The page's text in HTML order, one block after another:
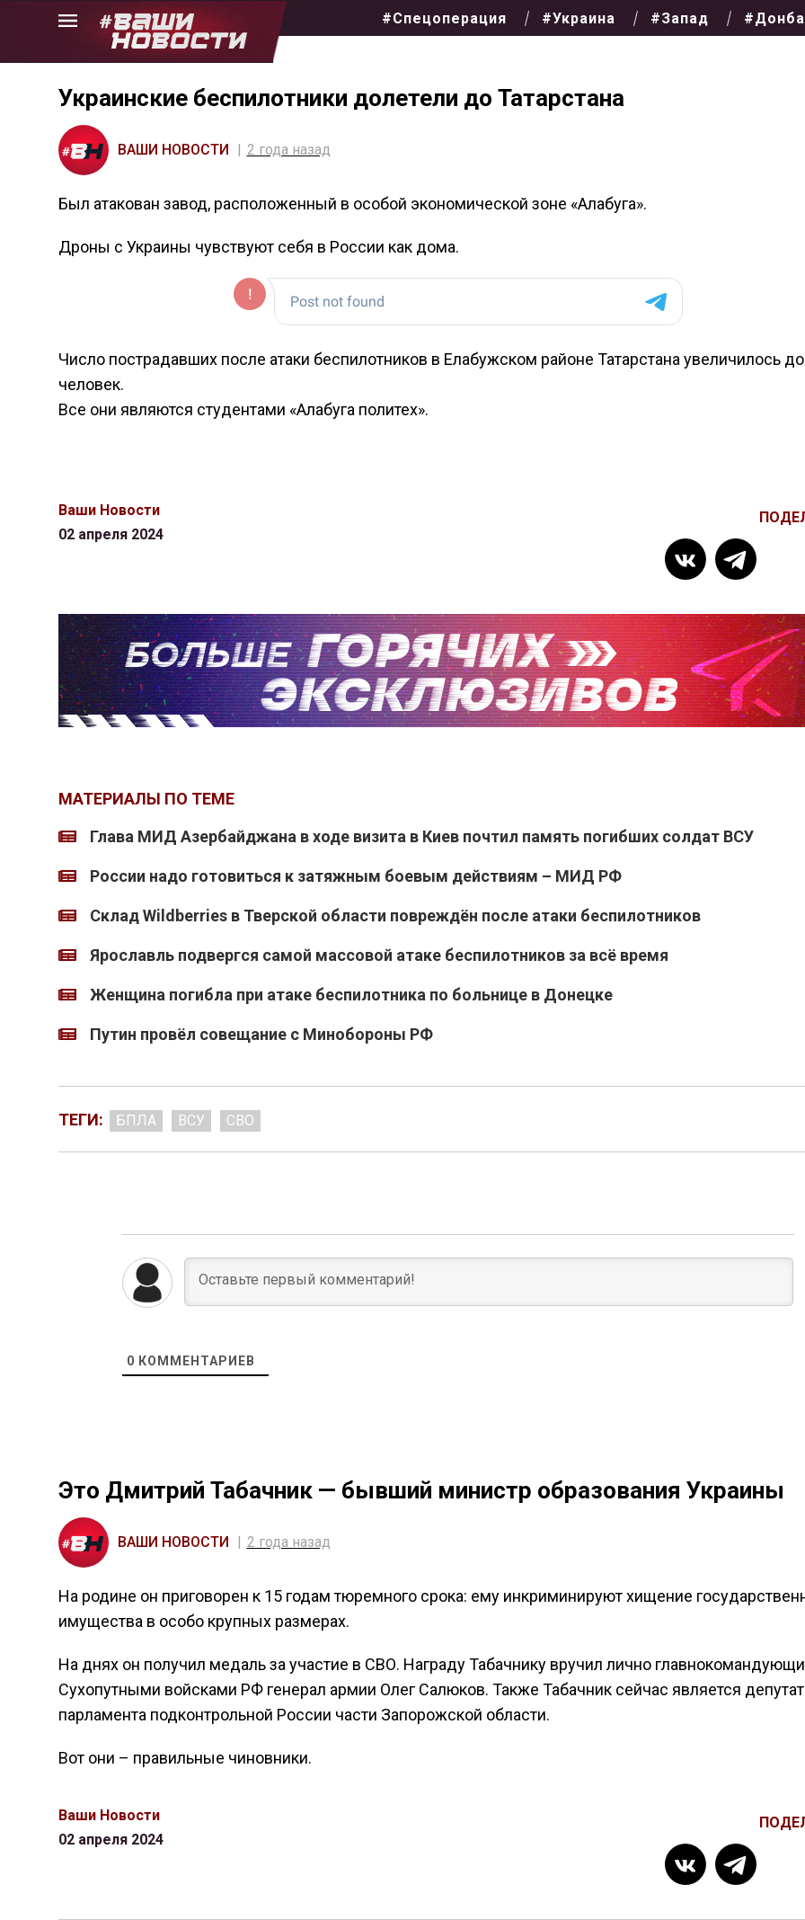
Skip
#Спецоперация #Украина #Запад
Украинские беспилотники долетели до Татарстана
ВАШИ НОВОСТИ 2 года назад
Был атакован завод, расположенный в особой экономической зоне «Алабуга».
Дроны с Украины чувствуют себя в России как дома.
Число пострадавших после атаки беспилотников в Елабужском районе Татарстана увеличилось
человек.
Все они являются студентами «Алабуга политех».
Ваши Новости
02 апреля 2024
МАТЕРИАЛЫ ПО ТЕМЕ
Глава МИД Азербайджана в ходе визита в Киев почтил память погибших солдат ВСУ
России надо готовиться к затяжным боевым действиям – МИД РФ
Склад Wildberries в Тверской области повреждён после атаки беспилотников
Ярославль подвергся самой массовой атаке беспилотников за всё время
Женщина погибла при атаке беспилотника по больнице в Донецке
Путин провёл совещание с Минобороны РФ
ТЕГИ: БПЛА ВСУ СВО
0 КОММЕНТАРИЕВ
Это Дмитрий Табачник — бывший министр образования Украины
ВАШИ НОВОСТИ 2 года назад
На родине он приговорен к 15 годам тюремного срока: ему инкриминируют хищение
имущества в особо крупных размерах.
На днях он получил медаль за участие в СВО. Награду Табачнику вручил лично
Сухопутными войсками РФ генерал армии Олег Салюков. Также Табачник сейчас является
парламента подконтрольной России части Запорожской области.
Вот они – правильные чиновники.
Ваши Новости
02 апреля 2024